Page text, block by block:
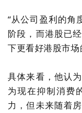
“从公司盈利的角
阶段，而港股已
下更看好港股市场
具体来看，他认
为现在抑制消费
力，但未来随着